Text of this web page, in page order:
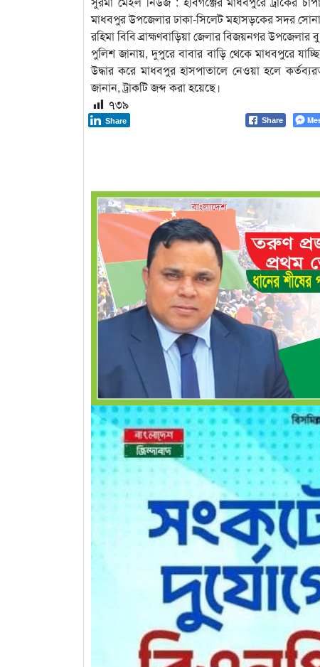
মাধবপুর উপজেলার ঢাকা-সিলেট মহাসড়কের সদর
রহিমা বিবি ব্রাহ্মণবাড়িয়া জেলার বিজয়নগর উপজেলার
পুলিশ জানায়, দুপুরে বাবার বাড়ি থেকে মাধবপুরে
উদ্ধার করে মাধবপুর হাসপাতালে নেওয়া হলে
জানান, ট্রাকটি জব্দ করা হয়েছে।
৭৩৯
Share
Share